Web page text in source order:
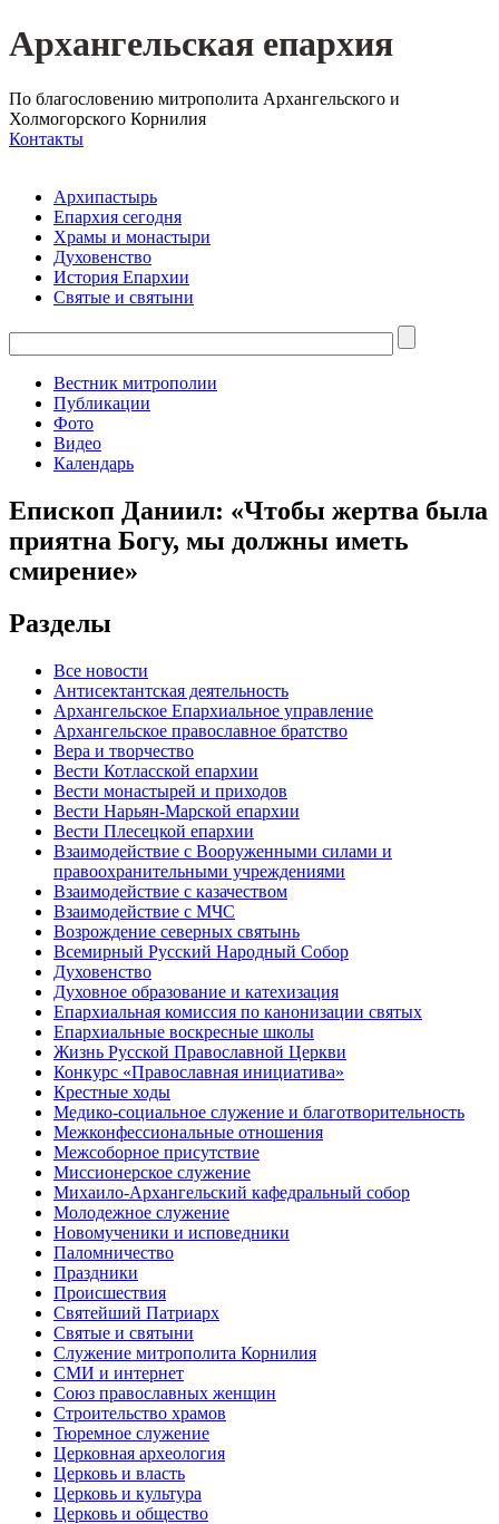
Архангельская епархия
По благословению митрополита Архангельского и
Холмогорского Корнилия
Контакты
Архипастырь
Епархия сегодня
Храмы и монастыри
Духовенство
История Епархии
Святые и святыни
Вестник митрополии
Публикации
Фото
Видео
Календарь
Епископ Даниил: «Чтобы жертва была
приятна Богу, мы должны иметь
смирение»
Разделы
Все новости
Антисектантская деятельность
Архангельское Епархиальное управление
Архангельское православное братство
Вера и творчество
Вести Котласской епархии
Вести монастырей и приходов
Вести Нарьян-Марской епархии
Вести Плесецкой епархии
Взаимодействие с Вооруженными силами и
правоохранительными учреждениями
Взаимодействие с казачеством
Взаимодействие с МЧС
Возрождение северных святынь
Всемирный Русский Народный Собор
Духовенство
Духовное образование и катехизация
Епархиальная комиссия по канонизации святых
Епархиальные воскресные школы
Жизнь Русской Православной Церкви
Конкурс «Православная инициатива»
Крестные ходы
Медико-социальное служение и благотворительность
Межконфессиональные отношения
Межсоборное присутствие
Миссионерское служение
Михаило-Архангельский кафедральный собор
Молодежное служение
Новомученики и исповедники
Паломничество
Праздники
Происшествия
Святейший Патриарх
Святые и святыни
Служение митрополита Корнилия
СМИ и интернет
Союз православных женщин
Строительство храмов
Тюремное служение
Церковная археология
Церковь и власть
Церковь и культура
Церковь и общество